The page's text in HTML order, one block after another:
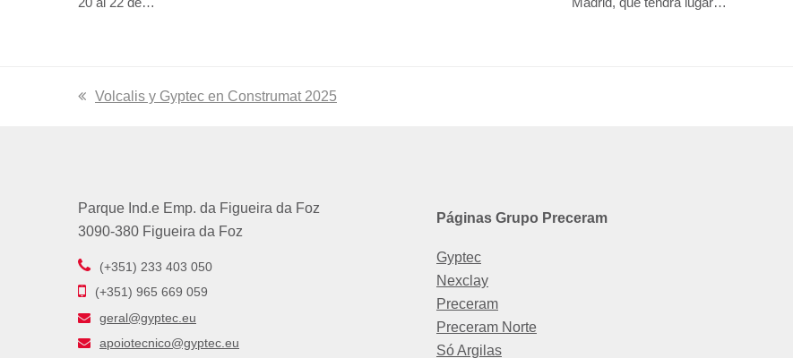
20 al 22 de…
Madrid, que tendrá lugar…
previous
Volcalis y Gyptec en Construmat 2025
Parque Ind.e Emp. da Figueira da Foz
3090-380 Figueira da Foz
(+351) 233 403 050
(+351) 965 669 059
geral@gyptec.eu
apoiotecnico@gyptec.eu
Páginas Grupo Preceram
Gyptec
Nexclay
Preceram
Preceram Norte
Só Argilas